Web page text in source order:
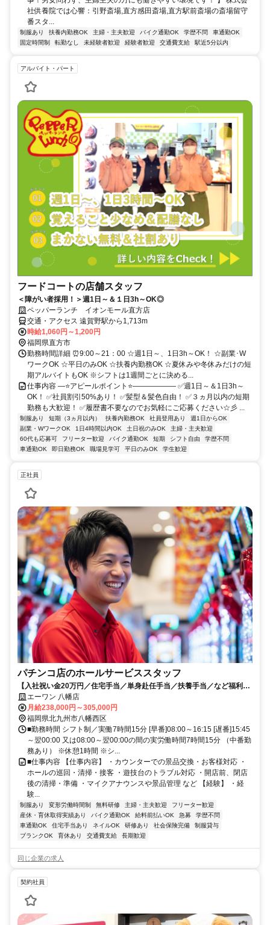
社供養院では心響：引野斎場,直方感田斎場,直方駅前斎場の斎場留守
番スタ...
制服あり 扶養内勤務OK 主婦・主夫歓迎 バイク通勤OK 学歴不問
車通勤OK
固定時間制
転勤なし 未経験者歓迎 経験者歓迎 交通費支給 駅近5分以内
アルバイト・パート
フードコートの店舗スタッフ
＜障がい者採用！＞週1日～＆１日3h～OK◎
ペッパーランチ イオンモール直方店
交通・アクセス 遠賀野駅から1,713m
時給1,060円～1,200円
福岡県直方市
勤務時間詳細 ⏰9:00～21：00 ☆週1日～、1日3h～OK！ ☆副業･W
ワークOK ☆平日のみOK ☆扶養内勤務OK ☆夏休みや冬休みだけの短
期アルバイトもOK ※シフトは1週間ごとに決める...
仕事内容 ―⭐アピールポイント⭐―――――― ✅週1日～＆1日3h～
OK！ ✅社員割引50%あり！ ✅髪型＆髪色自由！ ✅３ヵ月以内の短期
勤務も大歓迎！ ✅履歴書不要なのでお気軽にご応募ください☆彡 ...
制服あり 短期（3ヵ月以内） 扶養内勤務OK 社員登用あり
週1日からOK
副業・WワークOK
1日4時間以内OK 土日祝のみOK
主婦・主夫歓迎
60代も応募可
フリーター歓迎 バイク通勤OK 短期 シフト自由
学歴不問
車通勤OK
即日勤務OK 職場見学可 平日のみOK 学生歓迎
正社員
パチンコ店のホールサービススタッフ
【入社祝い金20万円／住宅手当／単身赴任手当／扶養手当／など福利厚
生充実！】同業種からの転職歓迎！まずはこれまでの経験をもとに、で
きることから徐々にスタート！
エーワン 八幡店
月給238,000円～305,000円
福岡県北九州市八幡西区
■勤務時間 シフト制／実働7時間15分 [早番]08:00～16:15 [遅番]15:45
～翌00:00 又は08:00～翌00:00の間の実労働時間7時間15分 （中番勤
務あり） ※休憩1時間 ※シ...
■仕事内容 【仕事内容】 ・カウンターでの景品交換・お客様対応 ・
ホールの巡回・清掃・接客 ・遊技台のトラブル対応 ・開店前、閉店
後の清掃・準備 ・マイクアナウンスや景品管理 など 【経験】 ・経
験...
制服あり 変形労働時間制 無料研修 主婦・主夫歓迎
フリーター歓迎
産休・育休取得実績あり
バイク通勤OK 給料前払いOK 急募
学歴不問
車通勤OK
住宅手当あり ネイルOK 研修あり 社会保険完備
制服貸与
ブランクOK
育休あり 交通費支給 長期歓迎
同じ企業の求人
契約社員